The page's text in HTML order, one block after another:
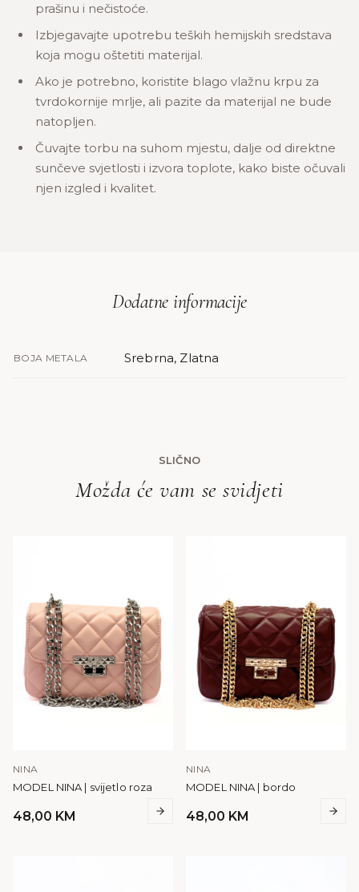
prašinu i nečistoće.
Izbjegavajte upotrebu teških hemijskih sredstava
koja mogu oštetiti materijal.
Ako je potrebno, koristite blago vlažnu krpu za
tvrdokornije mrlje, ali pazite da materijal ne bude
natopljen.
Čuvajte torbu na suhom mjestu, dalje od direktne
sunčeve svjetlosti i izvora toplote, kako biste očuvali
njen izgled i kvalitet.
Dodatne informacije
BOJA METALA Srebrna, Zlatna
SLIČNO
Možda će vam se svidjeti
NINA
MODEL NINA | svijetlo roza
48,00 KM
NINA
MODEL NINA | bordo
48,00 KM